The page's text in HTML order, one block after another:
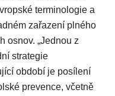
terminologie a
zařazení plného
osnov. „Jednou z
strategie
období je posílení
prevence, včetně